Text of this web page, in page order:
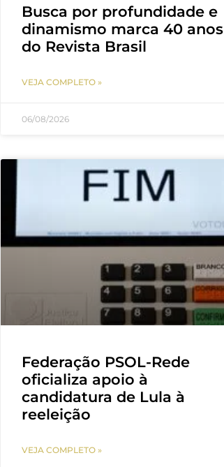
Busca por profundidade e
dinamismo marca 40 anos
do Revista Brasil
VEJA COMPLETO »
06/08/2026
Federação PSOL-Rede
oficializa apoio à
candidatura de Lula à
reeleição
VEJA COMPLETO »